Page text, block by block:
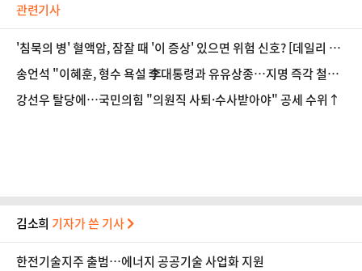
관련기사
'침묵의 병' 혈액암, 잠잘 때 '이 증상' 있으면 위험 신호? [데일리 헬
스]
송언석 "이혜훈, 형수 욕설 李대통령과 유유상종…지명 즉각 철회
하라"
강선우 탈당에…국민의힘 "의원직 사퇴·수사받아야" 공세 수위↑
김소희 기자가 쓴 기사
한전기술지주 출범…에너지 공공기술 사업화 지원